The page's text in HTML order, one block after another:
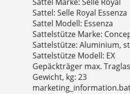
Sattel: Selle Royal Essenza
Sattel Modell: Essenza
Sattelstütze Marke:
Sattelstütze: Aluminium,
Sattelstütze Modell: EX
Gepäckträger max.
Gewicht, kg: 23